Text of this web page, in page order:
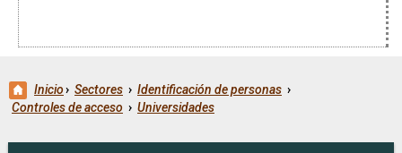
Inicio› Sectores › Identificación de personas ›
Controles de acceso › Universidades